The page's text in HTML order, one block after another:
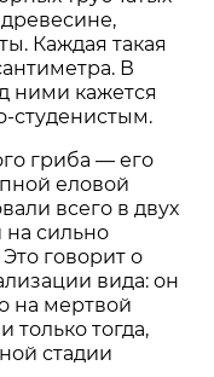
Каждая такая
В
ними кажется
студенистым.
гриба — его
еловой
всего в двух
на сильно
говорит о
вида: он
на мертвой
тогда,
стадии